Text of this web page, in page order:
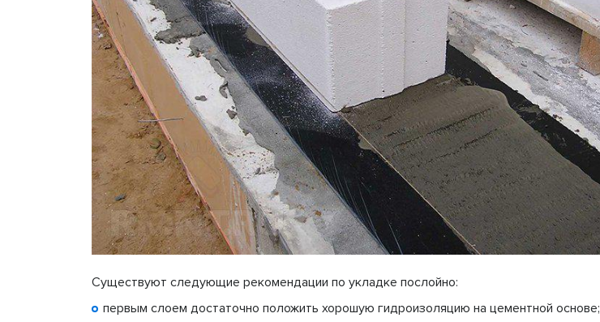
Существуют следующие рекомендации по укладке послойно:
первым слоем достаточно положить хорошую гидроизоляцию на цементной основе;